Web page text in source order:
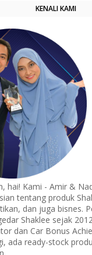
KENALI KAMI
hai! Kami - Amir &
tentang produk
dan juga bisnes.
Shaklee sejak
dan Car Bonus
ada ready-stock